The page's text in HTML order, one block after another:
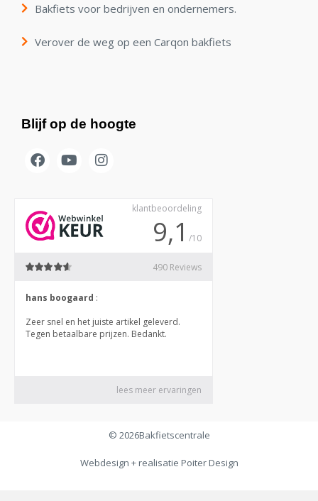
Bakfiets voor bedrijven en ondernemers.
Verover de weg op een Carqon bakfiets
Blijf op de hoogte
© 2026Bakfietscentrale
Webdesign + realisatie Poiter Design